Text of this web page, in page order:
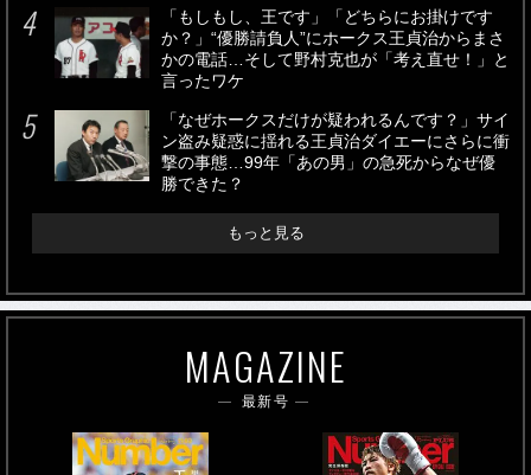
「もしもし、王です」「どちらにお掛けです
か？」“優勝請負人”にホークス王貞治からまさ
かの電話…そして野村克也が「考え直せ！」と
言ったワケ
「なぜホークスだけが疑われるんです？」サイ
ン盗み疑惑に揺れる王貞治ダイエーにさらに衝
撃の事態…99年「あの男」の急死からなぜ優
勝できた？
もっと見る
MAGAZINE
最新号